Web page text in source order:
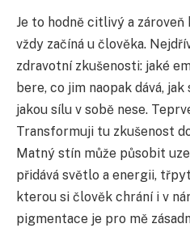
Je to hodně citlivý a
vždy začíná u člověka.
zdravotní zkušenosti: jaké
bere, co jim naopak dává,
jakou sílu v sobě nese.
Transformuji tu zkušenost
Matný stín může působit
přidává světlo a energii,
kterou si člověk chrání i v
pigmentace je pro mě